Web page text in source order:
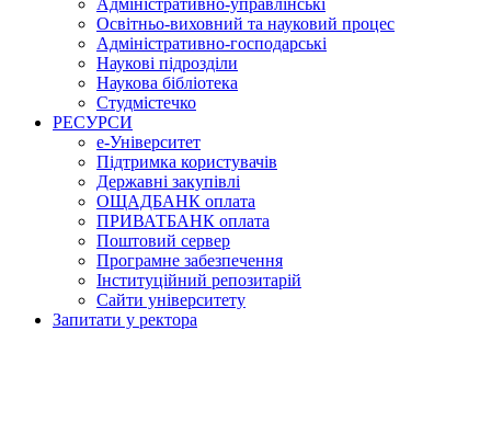
Освітньо-виховний та науковий процес
Адміністративно-господарські
Наукові підрозділи
Наукова бібліотека
Студмістечко
РЕСУРСИ
е-Університет
Підтримка користувачів
Державні закупівлі
ОЩАДБАНК оплата
ПРИВАТБАНК оплата
Поштовий сервер
Програмне забезпечення
Інституційний репозитарій
Сайти університету
Запитати у ректора